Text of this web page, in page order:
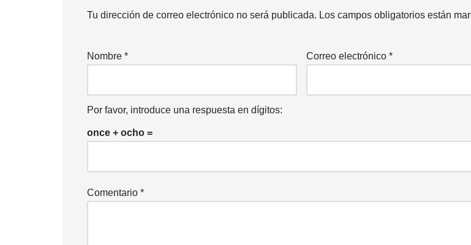
Tu dirección de correo electrónico no será publicada. Los campos obligatorios están
Nombre * Correo electrónico*
Por favor, introduce una respuesta en dígitos:
once + ocho =
Comentario *